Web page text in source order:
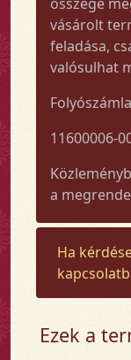
vásárolt
feladása,
valósulhat
11600006-
a
Ha
Ezek a